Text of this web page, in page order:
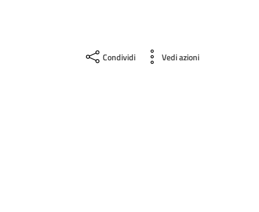
Condividi Vedi azioni